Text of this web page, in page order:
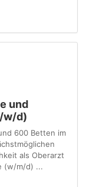
und
w/d)
600 Betten im
als Oberarzt
(w/m/d) ...